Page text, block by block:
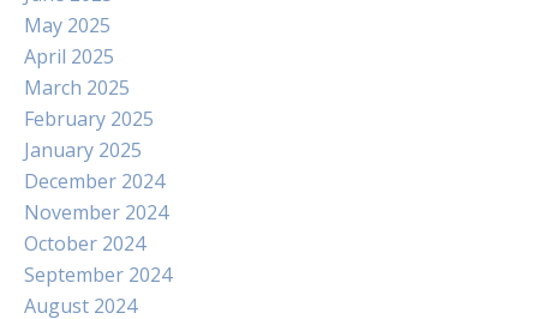
May 2025
April 2025
March 2025
February 2025
January 2025
December 2024
November 2024
October 2024
September 2024
August 2024